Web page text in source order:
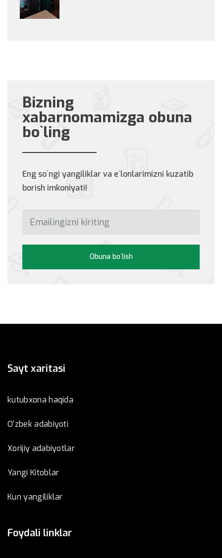
Bizning
xabarnomamizga obuna
bo`ling
Eng so`ngi yangiliklar va e`lonlarimizni kuzatib
borish imkoniyati!
Obuna bo`lish
Sayt xaritasi
kutubxona haqida
O'zbek adabiyoti
Xorijiy adabiyotlar
Yangi Kitoblar
Kun yangiliklar
Foydali linklar